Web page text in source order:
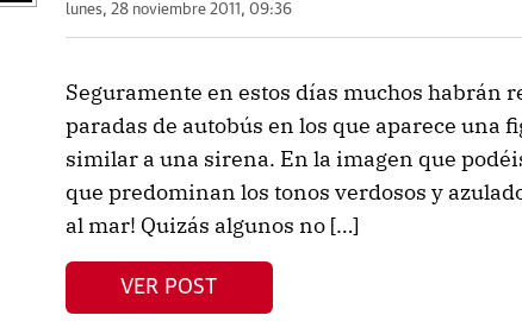
lunes, 28 noviembre 2011, 09:36
Seguramente en estos días muchos habrán
paradas de autobús en los que aparece una
similar a una sirena. En la imagen que
que predominan los tonos verdosos y
al mar! Quizás algunos no […]
VER POST